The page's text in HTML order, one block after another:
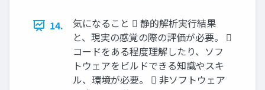
14.
気になること  静的解析実行結果
と、現実の感覚の際の評価が必要。 
コードをある程度理解したり、ソフ
トウェアをビルドできる知識やスキ
ル、環境が必要。  非ソフトウェア